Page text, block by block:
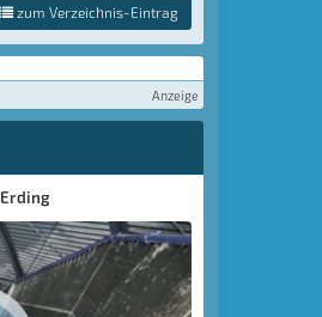
zum Verzeichnis-Eintrag
Anzeige